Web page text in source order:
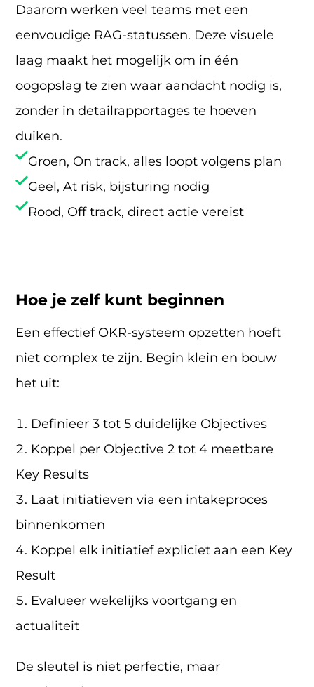
Daarom werken veel teams met een
eenvoudige RAG-statussen. Deze visuele
laag maakt het mogelijk om in één
oogopslag te zien waar aandacht nodig is,
zonder in detailrapportages te hoeven
duiken.
Groen, On track, alles loopt volgens plan
Geel, At risk, bijsturing nodig
Rood, Off track, direct actie vereist
Hoe je zelf kunt beginnen
Een effectief OKR-systeem opzetten hoeft
niet complex te zijn. Begin klein en bouw
het uit:
Definieer 3 tot 5 duidelijke Objectives
Koppel per Objective 2 tot 4 meetbare
Key Results
Laat initiatieven via een intakeproces
binnenkomen
Koppel elk initiatief expliciet aan een Key
Result
Evalueer wekelijks voortgang en
actualiteit
De sleutel is niet perfectie, maar